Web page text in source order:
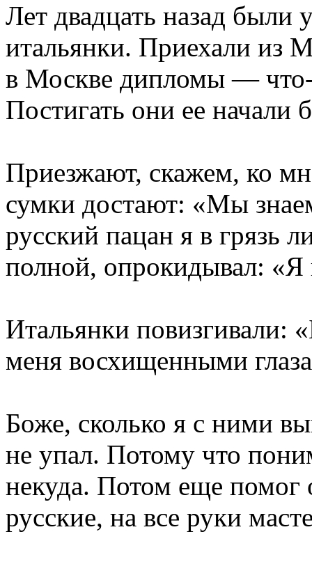
Лет двадцать назад были
итальянки. Приехали из
в Москве дипломы — что-
Постигать они ее начали
Приезжают, скажем, ко
сумки достают: «Мы
русский пацан я в грязь
полной, опрокидывал:
Итальянки повизгивали:
меня восхищенными
Боже, сколько я с ними
не упал. Потому что
некуда. Потом еще
русские, на все руки